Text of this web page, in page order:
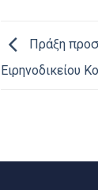
Πράξη
Ειρηνοδικείου